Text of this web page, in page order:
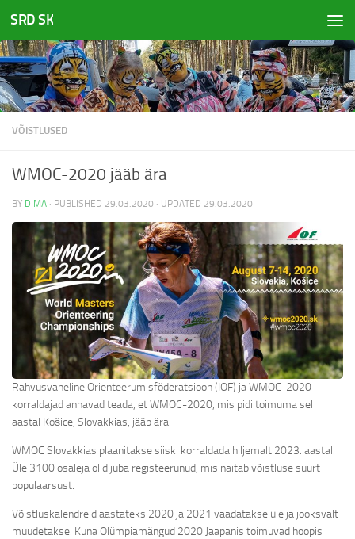
Skip to content
SRD SK
VÕISTLUSED
WMOC-2020 jääb ära
BY DIMA · PUBLISHED 29.03.2020 · UPDATED 29.03.2020
Rahvusvaheline Orienteerumisföderatsioon (IOF) ja WMOC-2020
korraldajad annavad teada, et WMOC-2020, mis pidi toimuma sel
aastal Košice, Slovakkias, jääb ära.
WMOC Slovakkias plaanitakse siiski korraldada hiljemalt 2023. aastal.
Üle 3100 osaleja olid juba registeerunud, mis näitab võistluse suurt
populaarsust.
Võistluskalendreid aastateks 2020 ja 2021 vaadatakse üle ja jooksvalt
muudetakse. Kuna Olümpiamängud 2020 Jaapanis toimuvad hoopis